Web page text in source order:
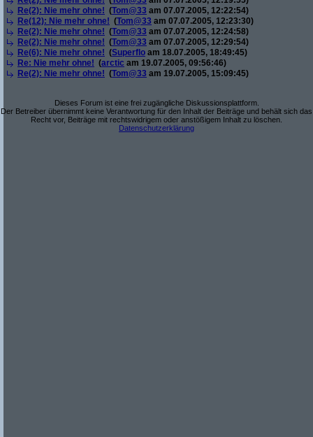
Re(2): Nie mehr ohne! (Tom@33 am 07.07.2005, 12:22:54)
Re(12): Nie mehr ohne! (Tom@33 am 07.07.2005, 12:23:30)
Re(2): Nie mehr ohne! (Tom@33 am 07.07.2005, 12:24:58)
Re(2): Nie mehr ohne! (Tom@33 am 07.07.2005, 12:29:54)
Re(6): Nie mehr ohne! (Superflo am 18.07.2005, 18:49:45)
Re: Nie mehr ohne! (arctic am 19.07.2005, 09:56:46)
Re(2): Nie mehr ohne! (Tom@33 am 19.07.2005, 15:09:45)
Dieses Forum ist eine frei zugängliche Diskussionsplattform.
Der Betreiber übernimmt keine Verantwortung für den Inhalt der Beiträge und behält sich das
Recht vor, Beiträge mit rechtswidrigem oder anstößigem Inhalt zu löschen.
Datenschutzerklärung